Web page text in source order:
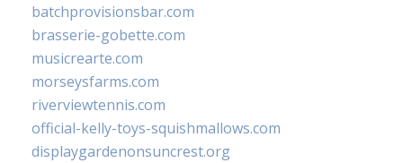
batchprovisionsbar.com
brasserie-gobette.com
musicrearte.com
morseysfarms.com
riverviewtennis.com
official-kelly-toys-squishmallows.com
displaygardenonsuncrest.org